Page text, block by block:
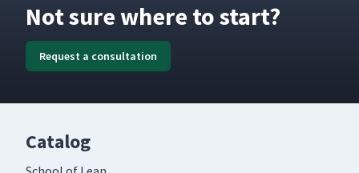
Not sure where to start?
Request a consultation
Catalog